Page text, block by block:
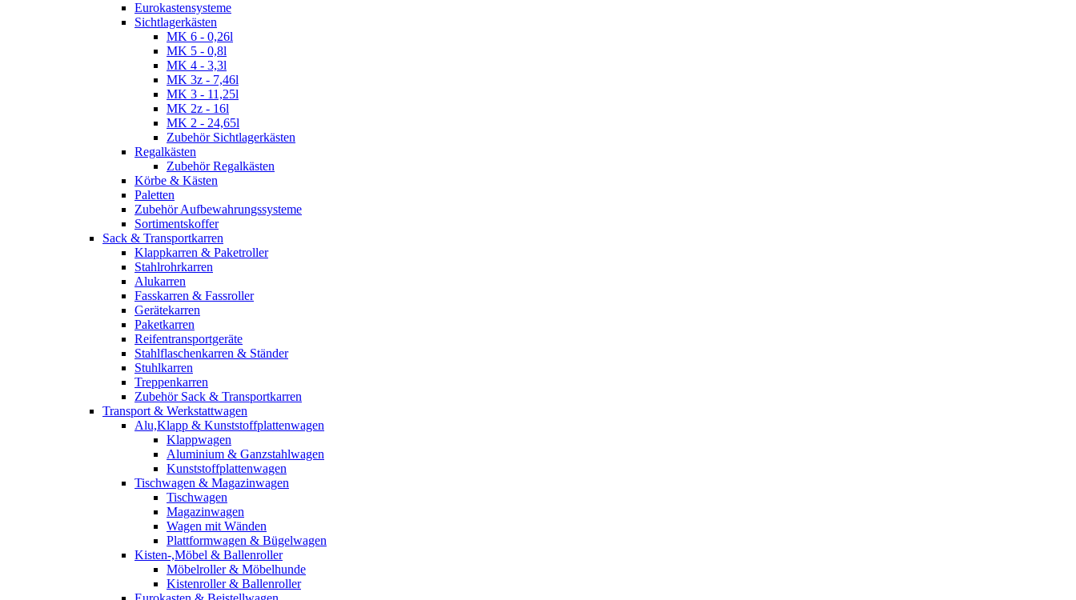
Eurokastensysteme
Sichtlagerkästen
MK 6 - 0,26l
MK 5 - 0,8l
MK 4 - 3,3l
MK 3z - 7,46l
MK 3 - 11,25l
MK 2z - 16l
MK 2 - 24,65l
Zubehör Sichtlagerkästen
Regalkästen
Zubehör Regalkästen
Körbe & Kästen
Paletten
Zubehör Aufbewahrungssysteme
Sortimentskoffer
Sack & Transportkarren
Klappkarren & Paketroller
Stahlrohrkarren
Alukarren
Fasskarren & Fassroller
Gerätekarren
Paketkarren
Reifentransportgeräte
Stahlflaschenkarren & Ständer
Stuhlkarren
Treppenkarren
Zubehör Sack & Transportkarren
Transport & Werkstattwagen
Alu,Klapp & Kunststoffplattenwagen
Klappwagen
Aluminium & Ganzstahlwagen
Kunststoffplattenwagen
Tischwagen & Magazinwagen
Tischwagen
Magazinwagen
Wagen mit Wänden
Plattformwagen & Bügelwagen
Kisten-,Möbel & Ballenroller
Möbelroller & Möbelhunde
Kistenroller & Ballenroller